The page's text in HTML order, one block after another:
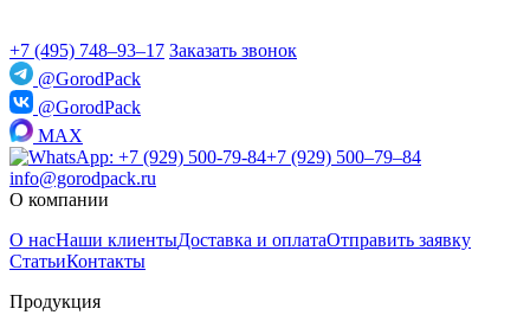
+7 (495) 748‒93‒17 Заказать звонок
@GorodPack
@GorodPack
MAX
+7 (929) 500‒79‒84
info@gorodpack.ru
О компании
О насНаши клиентыДоставка и оплатаОтправить заявку
СтатьиКонтакты
Продукция